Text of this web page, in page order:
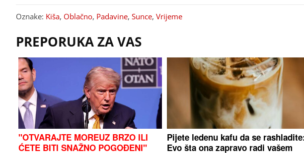
Oznake: Kiša, Oblačno, Padavine, Sunce, Vrijeme
PREPORUKA ZA VAS
"OTVARAJTE MOREUZ BRZO ILI
ĆETE BITI SNAŽNO POGOĐENI"
Pijete ledenu kafu da se
Evo šta ona zapravo radi vašem